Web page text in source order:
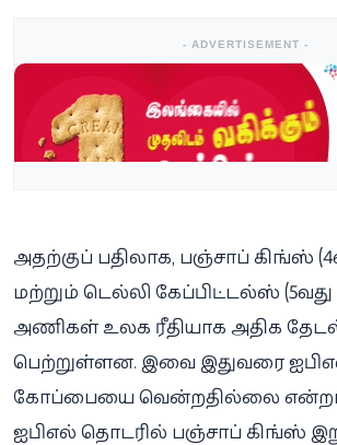
- ADVERTISEMENT -
அதற்குப் பதிலாக, பஞ்சாப் கிங்ஸ்
மற்றும் டெல்லி கேப்பிட்டல்ஸ்
அணிகள் உலக ரீதியாக அதிக
பெற்றுள்ளன. இவை இதுவரை
கோப்பையை வென்றதில்லை
ஐபிஎல் தொடரில் பஞ்சாப் கிங்ஸ்